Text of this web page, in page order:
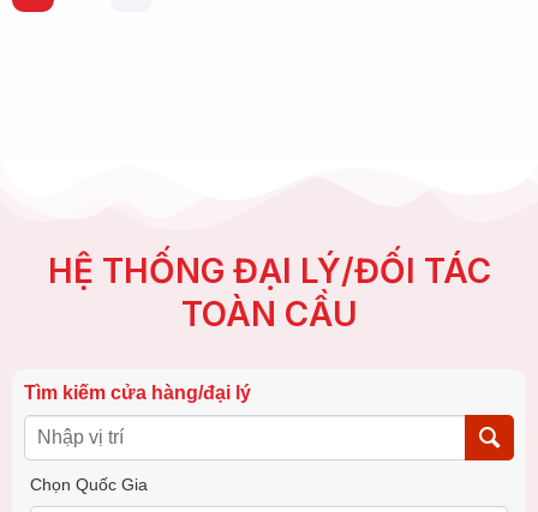
HỆ THỐNG ĐẠI LÝ/ĐỐI TÁC
TOÀN CẦU
Tìm kiếm cửa hàng/đại lý
Chọn Quốc Gia